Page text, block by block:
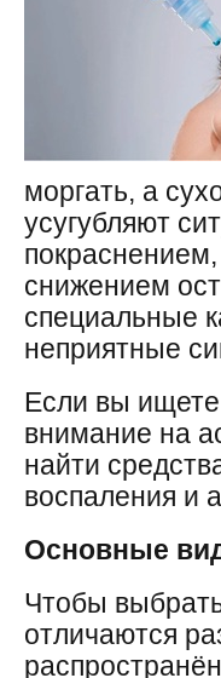
моргать, а
усугубляют
снижением
специальные
неприятные
Если вы
внимание на
найти
воспаления и
Основные
Чтобы
отличаются